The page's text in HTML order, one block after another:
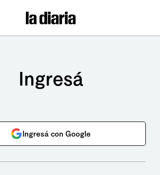
Ingresá
Ingresá con Google